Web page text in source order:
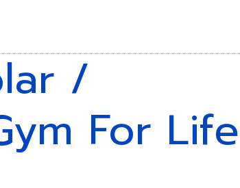
/
For Life